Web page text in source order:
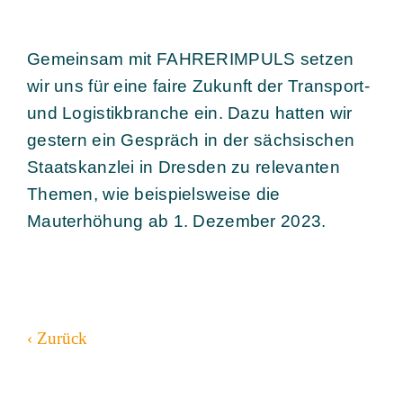
Gemeinsam mit FAHRERIMPULS setzen
wir uns für eine faire Zukunft der Transport-
und Logistikbranche ein. Dazu hatten wir
gestern ein Gespräch in der sächsischen
Staatskanzlei in Dresden zu relevanten
Themen, wie beispielsweise die
Mauterhöhung ab 1. Dezember 2023.
‹ Zurück